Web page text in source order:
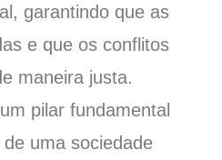
garantindo que as
e que os conflitos
maneira justa.
pilar fundamental
uma sociedade